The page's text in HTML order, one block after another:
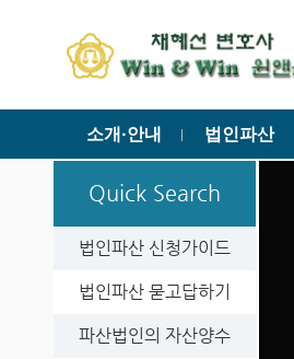
소개·안내 ㅣ 법인파산
Quick Search
법인파산 신청가이드
법인파산 묻고답하기
파산법인의 자산양수